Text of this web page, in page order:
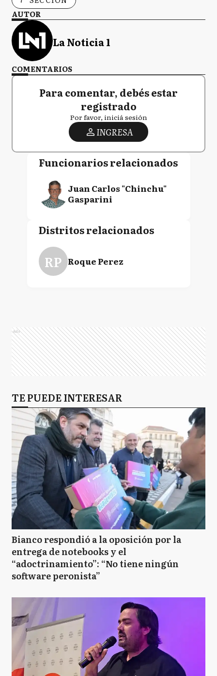
AUTOR
La Noticia 1
COMENTARIOS
Para comentar, debés estar
registrado
Por favor, iniciá sesión
INGRESA
Funcionarios relacionados
Juan Carlos "Chinchu"
Gasparini
Distritos relacionados
RP Roque Perez
Ads
TE PUEDE INTERESAR
Bianco respondió a la oposición por la
entrega de notebooks y el
“adoctrinamiento”: “No tiene ningún
software peronista”